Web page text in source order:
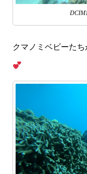
クマノミベビーた